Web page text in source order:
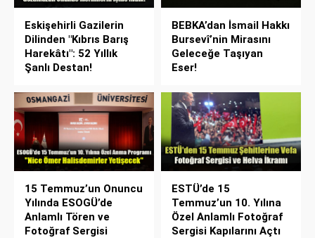
Eskişehirli Gazilerin
Dilinden "Kıbrıs Barış
Harekâtı": 52 Yıllık
Şanlı Destan!
BEBKA’dan İsmail Hakkı
Bursevî’nin Mirasını
Geleceğe Taşıyan
Eser!
15 Temmuz’un Onuncu
Yılında ESOGÜ’de
Anlamlı Tören ve
Fotoğraf Sergisi
ESTÜ’de 15
Temmuz’un 10. Yılına
Özel Anlamlı Fotoğraf
Sergisi Kapılarını Açtı